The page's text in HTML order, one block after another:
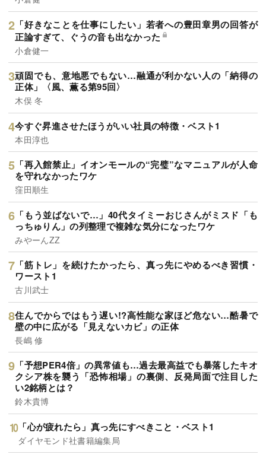
「好きなことを仕事にしたい」若者への豊田章男の回答が
正論すぎて、ぐうの音も出なかった
小倉健一
頑固でも、意地悪でもない…融通が利かない人の「納得の
正体」〈風、薫る第95回〉
木俣 冬
今すぐ昇進させたほうがいい社員の特徴・ベスト1
本田淳也
「再入館禁止」イオンモールの“完璧”なマニュアルが人命
を守れなかったワケ
窪田順生
「もう並ばないで…」40代タイミーおじさんがミスド「も
っちゅりん」の列整理で複雑な気分になったワケ
みやーんZZ
「筋トレ」を続けたかったら、真っ先にやめるべき習慣・
ワースト1
古川武士
住んでからではもう遅い!?高性能な家ほど危ない…酷暑で
壁の中に広がる「見えないカビ」の正体
長嶋 修
「予想PER4倍」の異常値も…過去最高益でも暴落したキオ
クシア株を襲う「恐怖相場」の裏側、反発局面で注目した
い2銘柄とは？
鈴木貴博
「心が疲れたら」真っ先にすべきこと・ベスト1
ダイヤモンド社書籍編集局